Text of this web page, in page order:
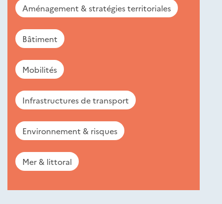
Aménagement & stratégies territoriales
Bâtiment
Mobilités
Infrastructures de transport
Environnement & risques
Mer & littoral